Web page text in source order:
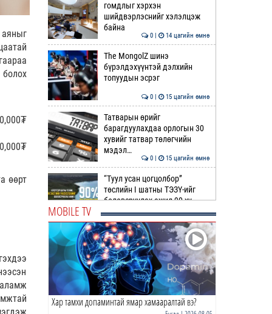
өөрт
гомдлыг хэрхэн
шийдвэрлэснийг хэлэлцэж
байна
0 | 14 цагийн өмнө
The MongolZ шинэ
бүрэлдэхүүнтэй дэлхийн
топуудын эсрэг
0 | 15 цагийн өмнө
Татварын өрийг
барагдуулахдаа орлогын 30
хувийг татвар төлөгчийн
мэдэл…
0 | 15 цагийн өмнө
“Туул усан цогцолбор”
төслийн I шатны ТЭЗҮ-ийг
боловсруулах ажил 90 ху…
Нийслэлийн иргэдийн
Төлөөлөгчдийн Хурлын
Ээлжит VIII хуралдаан
эхэллээ
0 | 16 цагийн өмнө
ТОО | Гадаад валютын нөөц
MOBILE TV
Хар тамхи допаминтай ямар хамааралтай вэ?